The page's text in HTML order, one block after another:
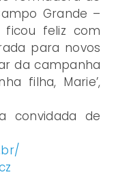
Grande –
ficou feliz com
para novos
da campanha
filha, Marie’,
convidada de